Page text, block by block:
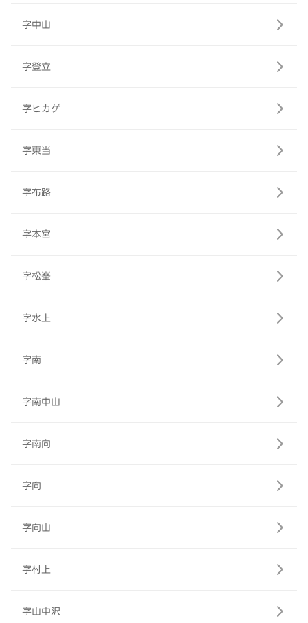
字中山
字登立
字ヒカゲ
字東当
字布路
字本宮
字松峯
字水上
字南
字南中山
字南向
字向
字向山
字村上
字山中沢